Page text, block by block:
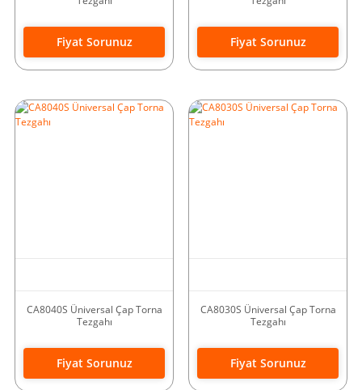
Fiyat Sorunuz Fiyat Sorunuz
CA8040S Üniversal Çap Torna
Tezgahı
Fiyat Sorunuz
CA8030S Üniversal Çap Torna
Tezgahı
Fiyat Sorunuz